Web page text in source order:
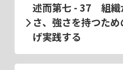
述而第七 - 37 組織
さ、強さを持つた
げ実践する